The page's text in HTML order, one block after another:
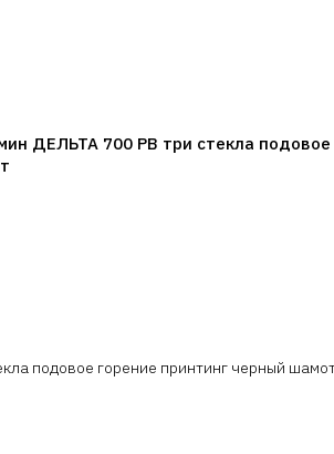
ДЕЛЬТА 700 PB три стекла подовое
подовое горение принтинг черный